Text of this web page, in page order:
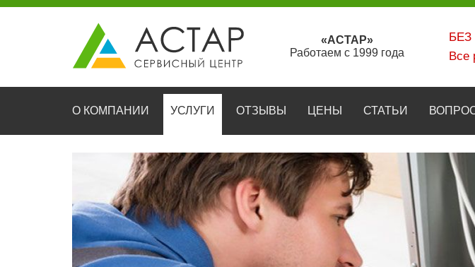
«АСТАР»
Работаем с 1999 года
Все
О КОМПАНИИ УСЛУГИ ОТЗЫВЫ ЦЕНЫ СТАТЬИ